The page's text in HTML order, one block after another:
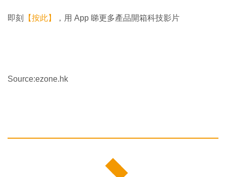
即刻 【按此】 ，用 App 睇更多產品開箱科技影片
Source:ezone.hk